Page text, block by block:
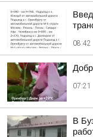
08:42
07:21
В